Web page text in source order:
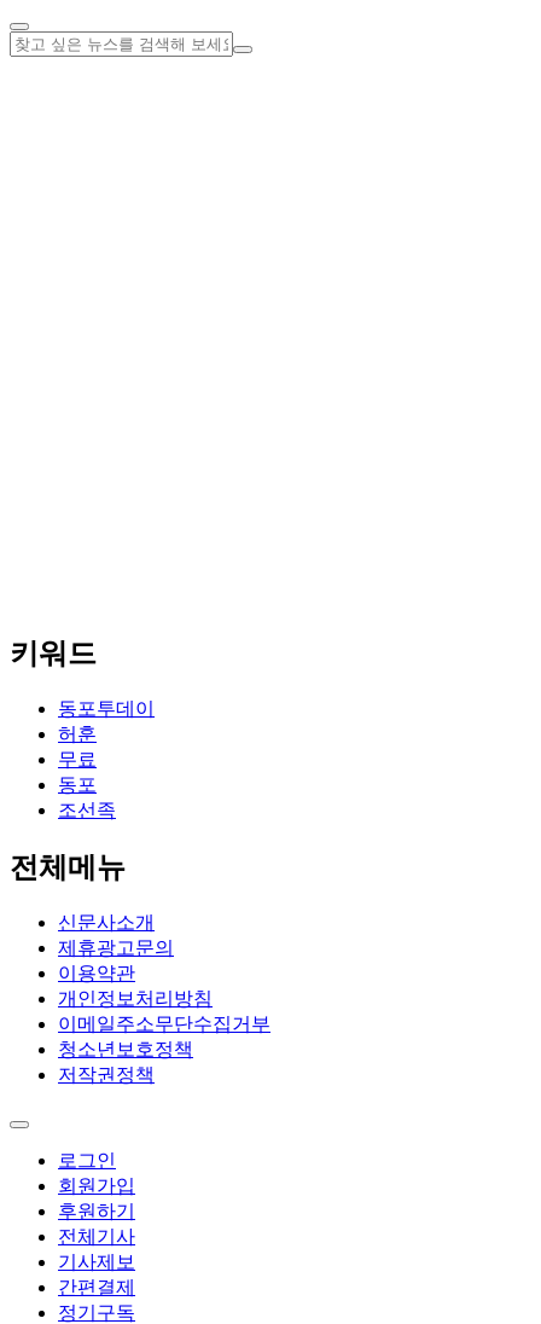
키워드
동포투데이
허훈
무료
동포
조선족
전체메뉴
신문사소개
제휴광고문의
이용약관
개인정보처리방침
이메일주소무단수집거부
청소년보호정책
저작권정책
로그인
회원가입
후원하기
전체기사
기사제보
간편결제
정기구독